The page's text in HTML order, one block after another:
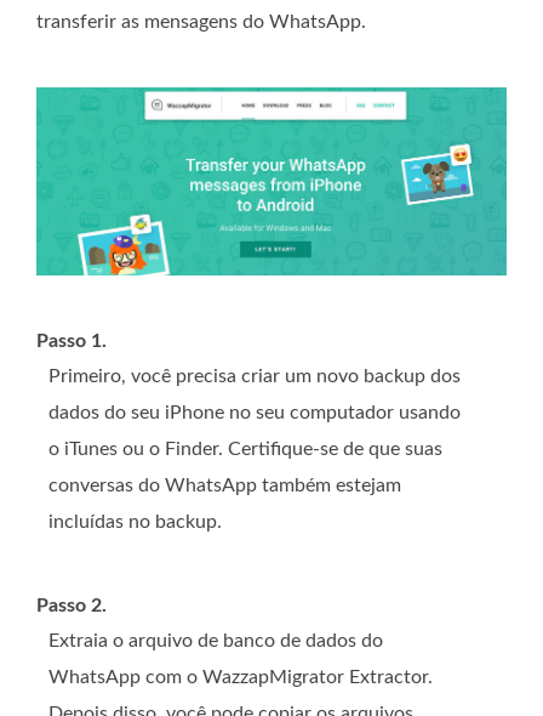
transferir as mensagens do WhatsApp.
Passo 1.
Primeiro, você precisa criar um novo backup dos
dados do seu iPhone no seu computador usando
o iTunes ou o Finder. Certifique-se de que suas
conversas do WhatsApp também estejam
incluídas no backup.
Passo 2.
Extraia o arquivo de banco de dados do
WhatsApp com o WazzapMigrator Extractor.